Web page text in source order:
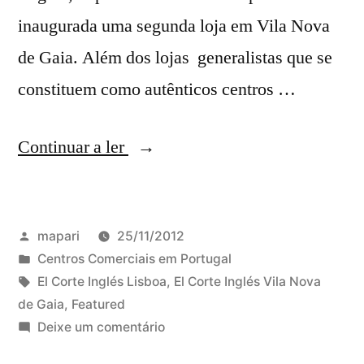
inaugurada uma segunda loja em Vila Nova
de Gaia. Além dos lojas generalistas que se
constituem como autênticos centros …
Continuar a ler
“El
em
Portugal:
horários,
Publicado
por
mapari
25/11/2012
Publicado
em
Centros Comerciais em Portugal
Etiquetas:
El Corte Inglés Lisboa, El Corte Inglés Vila Nova
de Gaia, Featured
Deixe um comentárioem